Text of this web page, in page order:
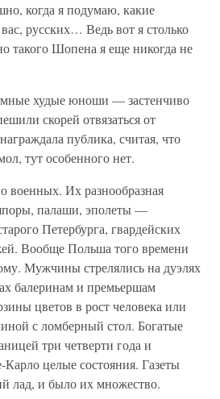
когда я подумаю, какие
русских… Ведь вот я столько
такого Шопена я еще никогда не
худые юноши — застенчиво
скорей отвязаться от
публика, считая, что
тут особенного нет.
военных. Их разнообразная
палаши, эполеты —
Петербурга, гвардейских
Вообще Польша того времени
Мужчины стрелялись на дуэлях
балеринам и премьершам
цветов в рост человека или
с ломберный стол. Богатые
три четверти года и
целые состояния. Газеты
лад, и было их множество.